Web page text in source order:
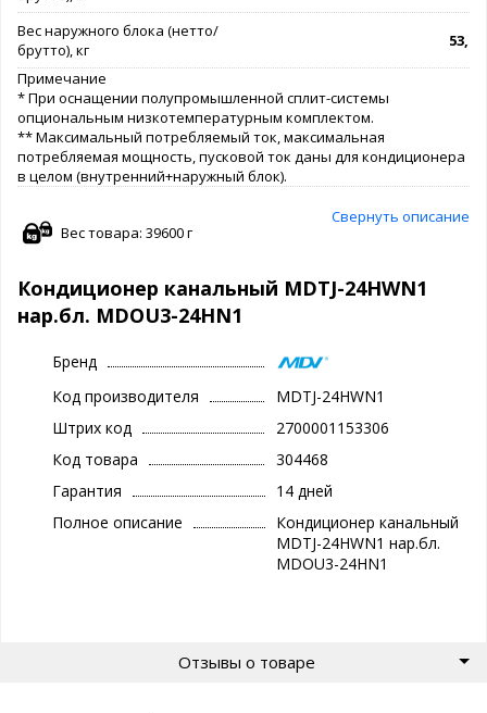
Вес наружного блока (нетто/
брутто), кг
53,9
Примечание
* При оснащении полупромышленной сплит-системы
опциональным низкотемпературным комплектом.
** Максимальный потребляемый ток, максимальная
потребляемая мощность, пусковой ток даны для кондиционера
в целом (внутренний+наружный блок).
Свернуть описание
Вес товара: 39600 г
Кондиционер канальный MDTJ-24HWN1
нар.бл. MDOU3-24HN1
Бренд
Код производителя
MDTJ-24HWN1
Штрих код
2700001153306
Код товара
304468
Гарантия
14 дней
Полное описание
Кондиционер канальный
MDTJ-24HWN1 нар.бл.
MDOU3-24HN1
Отзывы о товаре